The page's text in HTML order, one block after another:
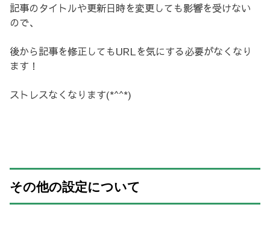
記事のタイトルや更新日時を変更しても影響を受けない
ので、
後から記事を修正してもURLを気にする必要がなくなり
ます！
ストレスなくなります(*^^*)
その他の設定について